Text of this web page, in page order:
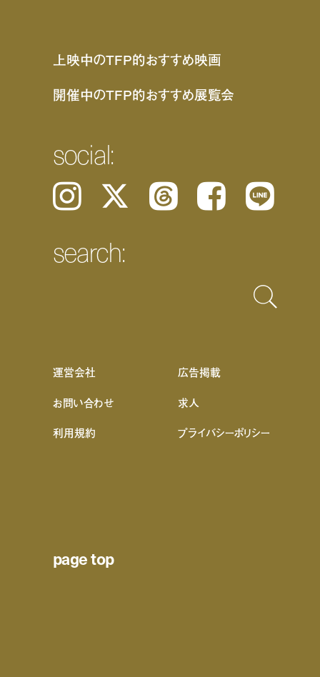
上映中のTFP的おすすめ映画
開催中のTFP的おすすめ展覧会
social:
Instagram 𝕏 Threads Facebook LINE
search:
運営会社
広告掲載
お問い合わせ
求人
利用規約 プライバシーポリシー
page top